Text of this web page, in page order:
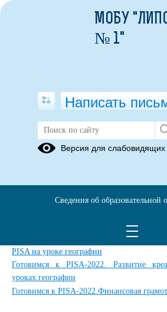
Видеоуроки от
Готовимся к оценке качества
PISA на уроке географии
Готовимся к PISA-2022. Развитие
уроках географии
Готовимся к PISA-2022.Финансовая
МОБУ
№ 1"
Написать
Версия для слабовидящих
Сведения об образовательной